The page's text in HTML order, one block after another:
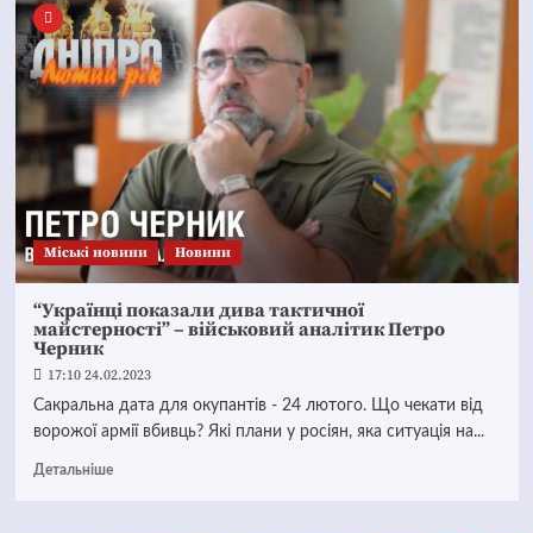
Mіські новини Новини
“Українці показали дива тактичної
майстерності” – військовий аналітик Петро
Черник
17:10 24.02.2023
Cакральна дата для окупантів - 24 лютого. Що чекати від
ворожої армії вбивць? Які плани у росіян, яка ситуація на...
Детальніше